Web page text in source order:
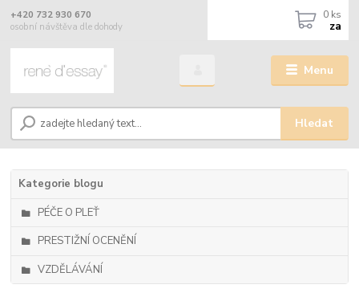
Menu
Hledat
+420 732 930 670
osobní návštěva dle dohody
0 ks
za
Kategorie blogu
PÉČE O PLEŤ
PRESTIŽNÍ OCENĚNÍ
VZDĚLÁVÁNÍ